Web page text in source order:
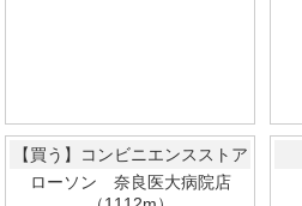
【買う】コンビニエンスストア
ローソン 奈良医大病院店